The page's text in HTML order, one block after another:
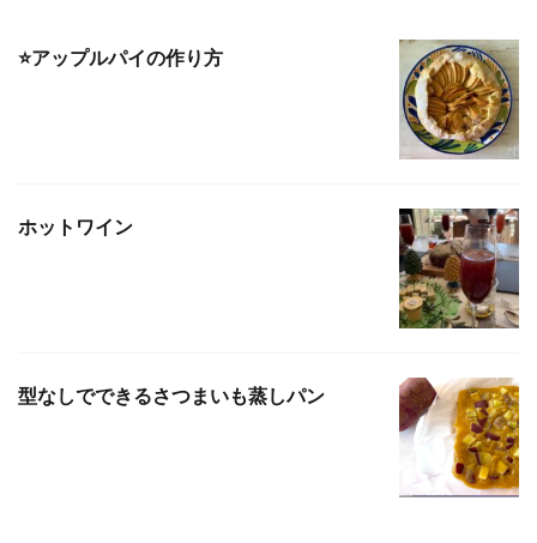
⭐️アップルパイの作り方
ホットワイン
型なしでできるさつまいも蒸しパン